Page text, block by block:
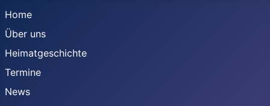
Home
Über uns
Heimatgeschichte
Termine
News